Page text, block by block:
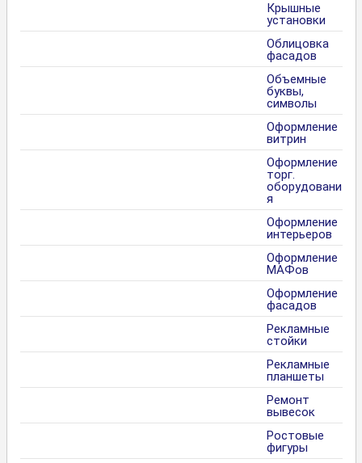
Крышные
установки
Облицовка
фасадов
Объемные
буквы,
символы
Оформление
витрин
Оформление
торг.
оборудовани
я
Оформление
интерьеров
Оформление
МАФов
Оформление
фасадов
Рекламные
стойки
Рекламные
планшеты
Ремонт
вывесок
Ростовые
фигуры